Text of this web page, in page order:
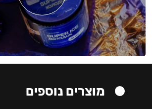
מוצרים נוספים